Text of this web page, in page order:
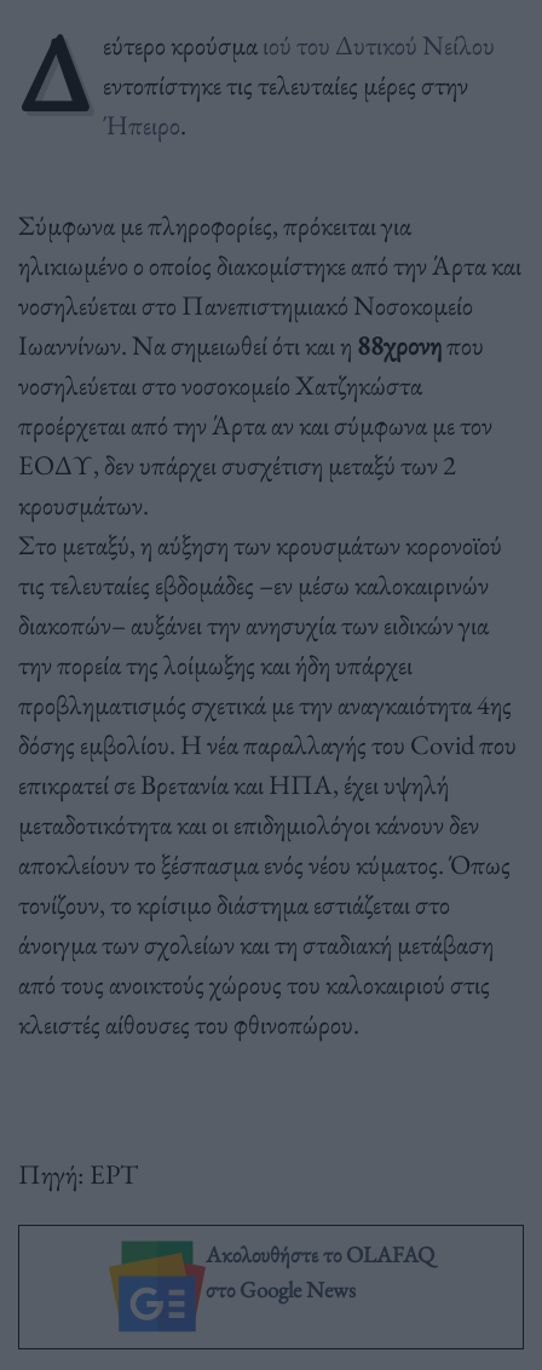
Δ εύτερο κρούσμαιού του Δυτικού Νείλου
εντοπίστηκε τις τελευταίες μέρες στην
Ήπειρο.
Σύμφωνα με πληροφορίες, πρόκειται για
ηλικιωμένο ο οποίος διακομίστηκε από την Άρτα και
νοσηλεύεται στο Πανεπιστημιακό Νοσοκομείο
Ιωαννίνων. Να σημειωθεί ότι και η 88χρονηπου
νοσηλεύεται στο νοσοκομείο Χατζηκώστα
προέρχεται από την Άρτα αν και σύμφωνα με τον
ΕΟΔΥ, δεν υπάρχει συσχέτιση μεταξύ των 2
κρουσμάτων.
Στο μεταξύ, η αύξηση των κρουσμάτων κορονοϊού
τις τελευταίες εβδομάδες –εν μέσω καλοκαιρινών
διακοπών– αυξάνει την ανησυχία των ειδικών για
την πορεία της λοίμωξης και ήδη υπάρχει
προβληματισμός σχετικά με την αναγκαιότητα 4ης
δόσης εμβολίου. Η νέα παραλλαγής του Covid που
επικρατεί σε Βρετανία και ΗΠΑ, έχει υψηλή
μεταδοτικότητα και οι επιδημιολόγοι κάνουν δεν
αποκλείουν το ξέσπασμα ενός νέου κύματος. Όπως
τονίζουν, το κρίσιμο διάστημα εστιάζεται στο
άνοιγμα των σχολείων και τη σταδιακή μετάβαση
από τους ανοικτούς χώρους του καλοκαιριού στις
κλειστές αίθουσες του φθινοπώρου.
Πηγή: ΕΡΤ
Ακολουθήστε το OLAFAQ
στο Google News